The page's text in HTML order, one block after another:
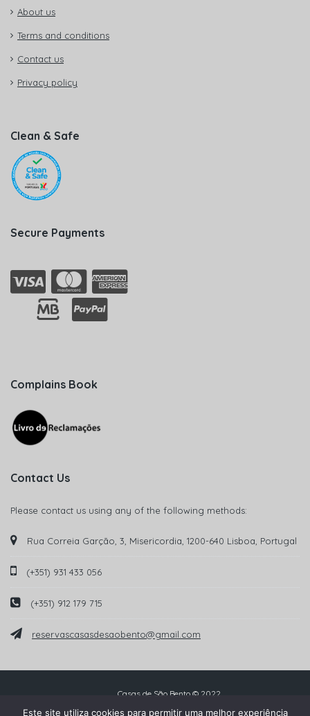
About us
Terms and conditions
Contact us
Privacy policy
Clean & Safe
Secure Payments
Complains Book
Contact Us
Please contact us using any of the following methods:
Rua Correia Garção, 3, Misericordia, 1200-640 Lisboa, Portugal
(+351) 931 433 056
(+351) 912 179 715
reservascasasdesaobento@gmail.com
Casas de São Bento © 2022
Este site utiliza cookies para permitir uma melhor experiência